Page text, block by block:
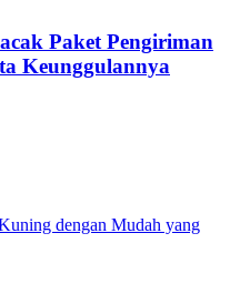
Paket Pengiriman
Keunggulannya